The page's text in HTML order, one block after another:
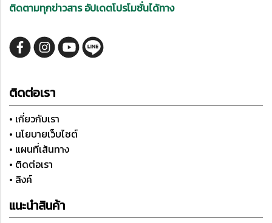
ติดตามทุกข่าวสาร อัปเดตโปรโมชั่นได้ทาง
ติดต่อเรา
• เกี่ยวกับเรา
• นโยบายเว็บไซต์
• แผนที่เส้นทาง
• ติดต่อเรา
• ลิงค์
แนะนำสินค้า